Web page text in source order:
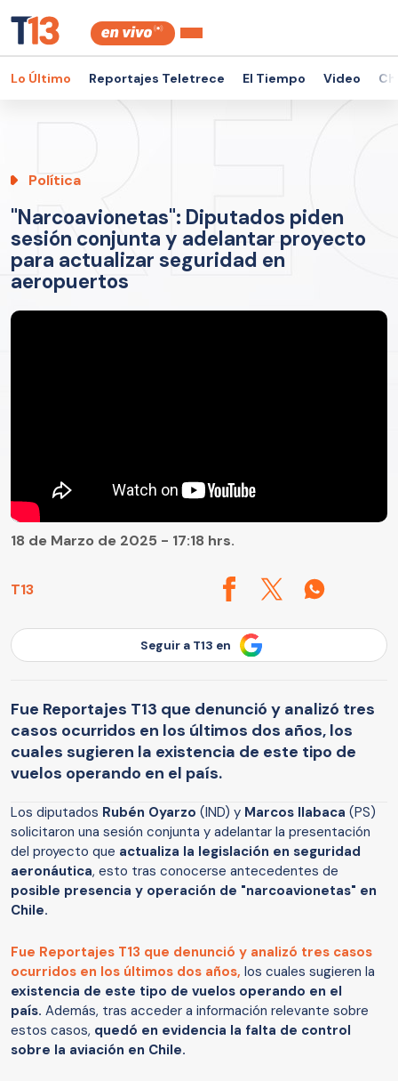
Lo Último Reportajes Teletrece El Tiempo Video
Política
"Narcoavionetas": Diputados piden
sesión conjunta y adelantar proyecto
para actualizar seguridad en
aeropuertos
T13
18 de Marzo de 2025 - 17:18 hrs.
Seguir a T13 en
Fue Reportajes T13 que denunció y analizó tres
casos ocurridos en los últimos dos años, los
cuales sugieren la existencia de este tipo de
vuelos operando en el país.
Los diputados Rubén Oyarzo (IND) y Marcos Ilabaca (PS)
solicitaron una sesión conjunta y adelantar la presentación
del proyecto que actualiza la legislación en seguridad
aeronáutica, esto tras conocerse antecedentes de
posible presencia y operación de "narcoavionetas" en
Chile.
Fue Reportajes T13 que denunció y analizó tres casos
ocurridos en los últimos dos años, los cuales sugieren la
existencia de este tipo de vuelos operando en el
país. Además, tras acceder a información relevante sobre
estos casos, quedó en evidencia la falta de control
sobre la aviación en Chile.